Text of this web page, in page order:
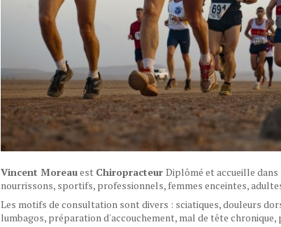
Vincent Moreauest Chiropracteur Diplômé et accueille
nourrissons, sportifs, professionnels, femmes enceintes,
Les motifs de consultation sont divers : sciatiques, douleurs
lumbagos, préparation d'accouchement, mal de tête